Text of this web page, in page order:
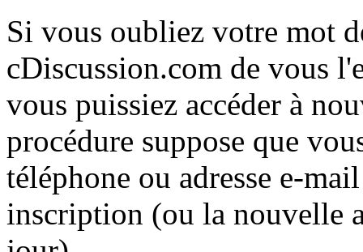
Si vous oubliez votre mot
cDiscussion.com de vous
vous puissiez accéder à
procédure suppose que
téléphone ou adresse e-
inscription (ou la nouvelle